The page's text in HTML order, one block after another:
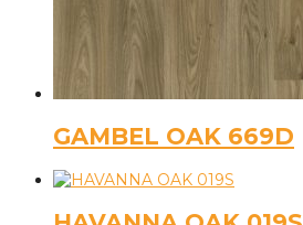
GAMBEL OAK 669D